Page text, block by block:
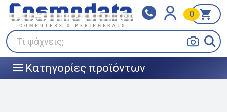
Τί ψάχνεις;
0
||| Κατηγορίες προϊόντων
Klarna
Πληρώστε σε 3
άτοκες δόσεις
BOX NOW